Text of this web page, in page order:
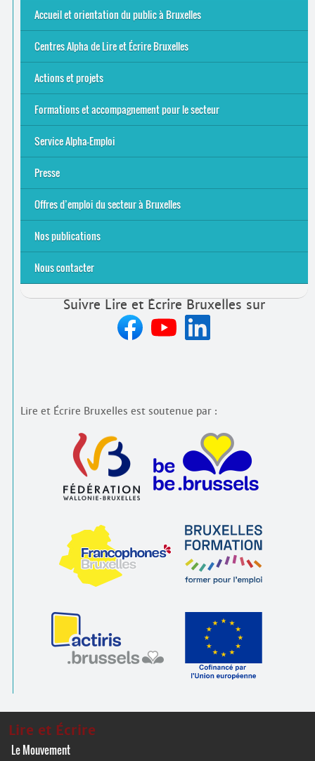
Offres d’emploi du secteur à Bruxelles
La rentrée 2026-27
Pour être belge à la plage…
A vos agendas ! Alpha bruxellois, mobilise-toi !
Inauguration du Centre Alpha Forest de Lire et Écrire
Bruxelles
... Tous les articles
Accueil et orientation du public à Bruxelles
8 Points Accueil
Publics concernés ?
Que proposons-nous ?
Qui sommes-nous ?
Centres Alpha de Lire et Écrire Bruxelles
Actions et projets
Alpha-Jeux
Arts & Alpha
Jeudis du Cinéma
Le projet Alpha-TIC
Notre projet FSE
Tac-TIC Emploi
Formations et accompagnement pour le secteur
S’initier
Se former
Se rencontrer
Être accompagné·e
Service Alpha-Emploi
Équipe et contacts
Accompagnement individuel
Accompagnement collectif
Folder Service Alpha-Emploi
Presse
2021
2024
2025
Offres d’emploi du secteur à Bruxelles
Emplois rémunérés
Bénévolat
Candidature spontanée à Lire et Écrire Bruxelles
Nos publications
Nous contacter
Suivre Lire et Écrire Bruxelles sur
Lire et Écrire Bruxelles est soutenue par :
Lire et Écrire
Le Mouvement